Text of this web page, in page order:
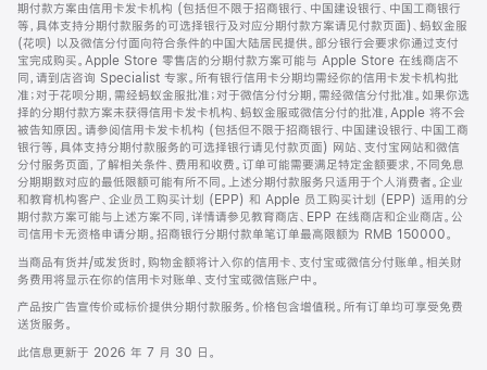
期付款方案由信用卡发卡机构 (包括但不限于招商银行、中国建设银行、中国工商银行
等，具体支持分期付款服务的可选择银行及对应分期付款方案请见付款页面)、蚂蚁金服
(花呗) 以及微信分付面向符合条件的中国大陆居民提供。部分银行会要求你通过支付
宝完成购买。Apple Store 零售店的分期付款方案可能与 Apple Store 在线商店不
同，请到店咨询 Specialist 专家。所有银行信用卡分期均需经你的信用卡发卡机构批
准；对于花呗分期，需经蚂蚁金服批准；对于微信分付分期，需经微信分付批准。如果你选
择的分期付款方案未获得信用卡发卡机构、蚂蚁金服或微信分付的批准，Apple 将不会
被告知原因。请参阅信用卡发卡机构 (包括但不限于招商银行、中国建设银行、中国工商
银行等，具体支持分期付款服务的可选择银行请见付款页面) 网站、支付宝网站和微信
分付服务页面，了解相关条件、费用和收费。订单可能需要满足特定金额要求，不同免息
分期期数对应的最低限额可能有所不同。上述分期付款服务只适用于个人消费者。企业
和教育机构客户、企业员工购买计划 (EPP) 和 Apple 员工购买计划 (EPP) 适用的分
期付款方案可能与上述方案不同，详情请参见教育商店、EPP 在线商店和企业商店。公
司信用卡无资格申请分期。招商银行分期付款单笔订单最高限额为 RMB 150000。
当商品有货并/或发货时，购物金额将计入你的信用卡、支付宝或微信分付账单。相关财
务费用将显示在你的信用卡对账单、支付宝或微信账户中。
产品按广告宣传价或标价提供分期付款服务。价格包含增值税。所有订单均可享受免费
送货服务。
此信息更新于 2026 年 7 月 30 日。